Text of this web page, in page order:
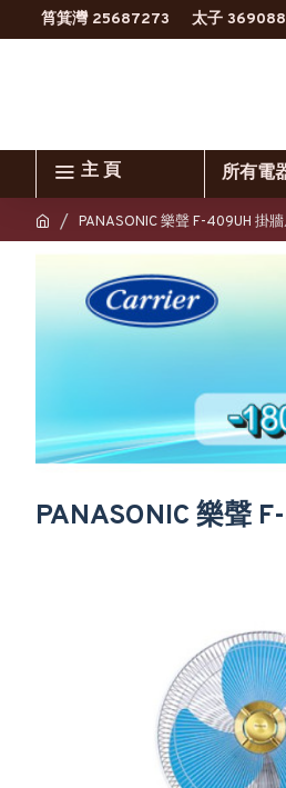
筲箕灣 25687273 太子
主 頁 所有電
PANASONIC 樂聲 F-409UH 掛
PANASONIC 樂聲